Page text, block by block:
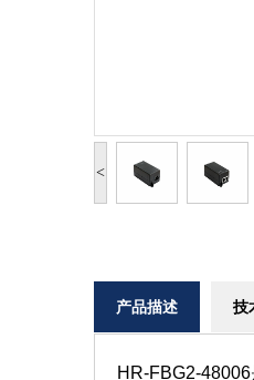
<
产品描述 技
HR-FBG2-